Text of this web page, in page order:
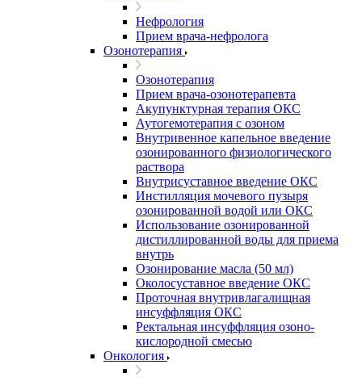
Нефрология
Прием врача-нефролога
Озонотерапия
Озонотерапия
Прием врача-озонотерапевта
Акупунктурная терапия ОКС
Аутогемотерапия с озоном
Внутривенное капельное введение
озонированного физиологического
раствора
Внутрисуставное введение ОКС
Инстилляция мочевого пузыря
озонированной водой или ОКС
Использование озонированной
дистиллированной воды для приема
внутрь
Озонирование масла (50 мл)
Околосуставное введение ОКС
Проточная внутривлагалищная
инсуффляция ОКС
Ректальная инсуффляция озоно-
кислородной смесью
Онкология